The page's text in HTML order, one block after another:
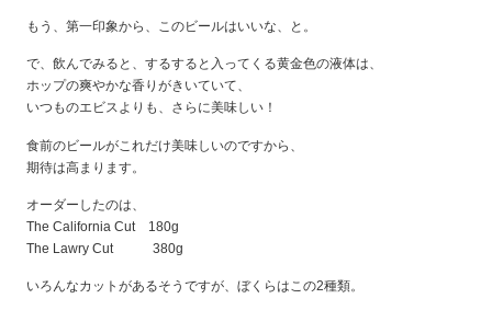
もう、第一印象から、このビールはいいな、と。
で、飲んでみると、するすると入ってくる黄金色の液体は、
ホップの爽やかな香りがきいていて、
いつものエビスよりも、さらに美味しい！
食前のビールがこれだけ美味しいのですから、
期待は高まります。
オーダーしたのは、
The California Cut 180g
The Lawry Cut 380g
いろんなカットがあるそうですが、ぼくらはこの2種類。